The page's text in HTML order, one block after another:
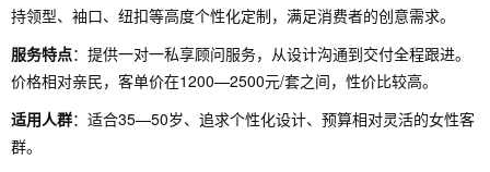
持领型、袖口、纽扣等高度个性化定制，满足消费者的创意需求。
服务特点：提供一对一私享顾问服务，从设计沟通到交付全程跟进。
价格相对亲民，客单价在1200—2500元/套之间，性价比较高。
适用人群：适合35—50岁、追求个性化设计、预算相对灵活的女性客
群。